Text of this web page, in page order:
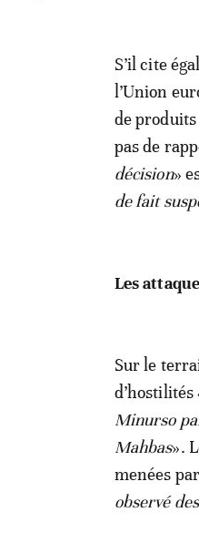
S’il cite
l’Union
de
pas de
décision»
de fait
Les
Sur le
d’hostilités
Minurso
Mahbas».
menées
observé